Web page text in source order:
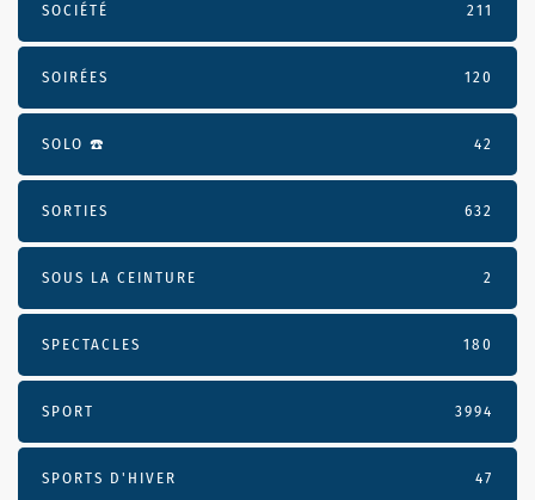
SOCIÉTÉ 211
SOIRÉES 120
SOLO ☎️ 42
SORTIES 632
SOUS LA CEINTURE 2
SPECTACLES 180
SPORT 3994
SPORTS D'HIVER 47